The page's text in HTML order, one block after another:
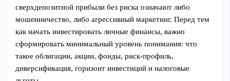
сверхдепозитной прибыли без риска означают либо
мошенничество, либо агрессивный маркетинг. Перед тем
как начать инвестировать личные финансы, важно
сформировать минимальный уровень понимания: что
такое облигации, акции, фонды, риск‑профиль,
диверсификация, горизонт инвестиций и налоговые